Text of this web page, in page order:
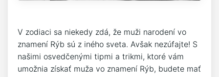
V zodiaci sa niekedy zdá, že muži narodení vo
znamení Rýb sú z iného sveta. Avšak nezúfajte! S
našimi osvedčenými tipmi a trikmi, ktoré vám
umožnia získať muža vo znamení Rýb, budete mať